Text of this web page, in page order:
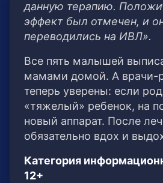
данную терапию.
эффект был отмечен, и
переводились на ИВЛ».
Все пять малышей
мамами домой. А врачи-
теперь уверены: если
«тяжелый» ребенок, на
новый аппарат. После
обязательно вдох и
Категория
12+